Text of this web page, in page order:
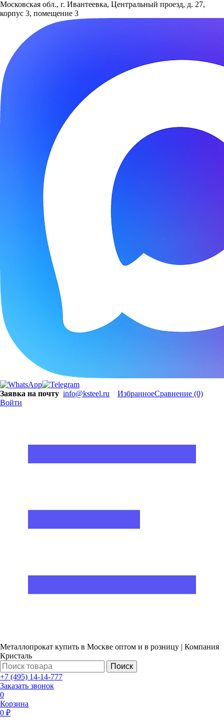
Московская обл., г. Ивантеевка, Центральный проезд, д. 27,
корпус 3, помещение 3
Заявка на почту info@ksteel.ru ИзбранноеСравнение (0)
Войти
Металлопрокат купить в Москве оптом и в розницу | Компания
Кристаль
Поиск
+7 (495) 14-14-777
Заказать звонок
0
Корзина
0 ₽